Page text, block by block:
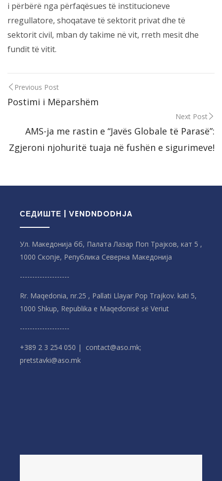
i përbërë nga përfaqësues të institucioneve
rregullatore, shoqatave të sektorit privat dhe të
sektorit civil, mban dy takime në vit, rreth mesit dhe
fundit të vitit.
Previous Post
Postimi i Mëparshëm
Next Post
AMS-ja me rastin e “Javës Globale të Parasë”:
Zgjeroni njohuritë tuaja në fushën e sigurimeve!
СЕДИШТЕ | VENDNDODHJA
Ул. Македонија бб, Палата Лазар Поп Трајков, кат 5 ,
1000 Скопје, Република Северна Македонијa
--------------------
Rr. Maqedonia, nr.25 , Pallati Llayar Pop Trajkov. kati 5,
1000 Shkup, Republika e Maqedonisë së Veriut
--------------------
+389 2 3 254 050 | contact@aso.mk;
pretstavki@aso.mk